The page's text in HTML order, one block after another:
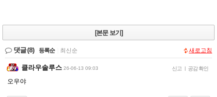
[본문 보기]
댓글(8) 등록순 최신순 새로고침
클라우솔루스 26-06-13 09:03 신고 | 공감 확인
오우야